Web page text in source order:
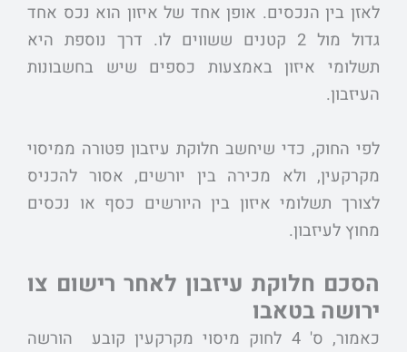
לאזן בין הנכסים. אופן אחד של איזון הוא נכס אחד
גדול מול 2 קטנים ששווים לו. דרך נוספת היא
תשלומי איזון באמצעות כספים שיש בחשבונות
העיזבון.
לפי החוק, כדי שיחשב חלוקת עיזבון פטורה ממיסוי
מקרקעין, ולא מכירה בין יורשים, אסור להכניס
לצורך תשלומי איזון בין היורשים כסף או נכסים
מחוץ לעיזבון.
הסכם חלוקת עיזבון לאחר רישום צו
ירושה בטאבו
כאמור, ס' 4 לחוק מיסוי מקרקעין קובע
הורשה